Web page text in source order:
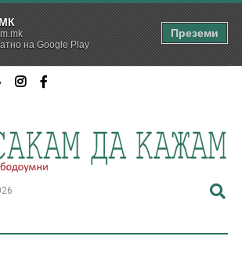
на Google Play
Преземи